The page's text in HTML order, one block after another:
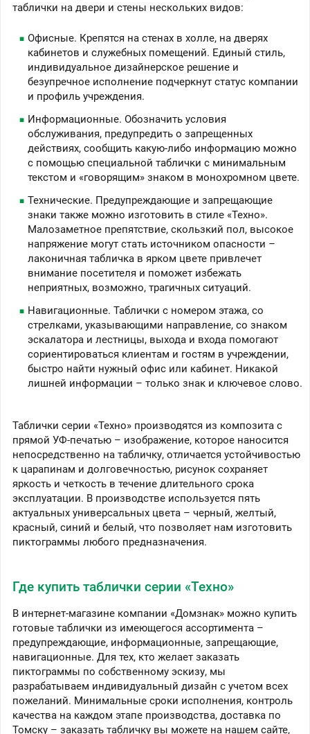
таблички на двери и стены нескольких видов:
Офисные. Крепятся на стенах в холле, на дверях
кабинетов и служебных помещений. Единый стиль,
индивидуальное дизайнерское решение и
безупречное исполнение подчеркнут статус компании
и профиль учреждения.
Информационные. Обозначить условия
обслуживания, предупредить о запрещенных
действиях, сообщить какую-либо информацию можно
с помощью специальной таблички с минимальным
текстом и «говорящим» знаком в монохромном цвете.
Технические. Предупреждающие и запрещающие
знаки также можно изготовить в стиле «Техно».
Малозаметное препятствие, скользкий пол, высокое
напряжение могут стать источником опасности –
лаконичная табличка в ярком цвете привлечет
внимание посетителя и поможет избежать
неприятных, возможно, трагичных ситуаций.
Навигационные. Таблички с номером этажа, со
стрелками, указывающими направление, со знаком
эскалатора и лестницы, выхода и входа помогают
сориентироваться клиентам и гостям в учреждении,
быстро найти нужный офис или кабинет. Никакой
лишней информации – только знак и ключевое слово.
Таблички серии «Техно» производятся из композита с
прямой УФ-печатью – изображение, которое наносится
непосредственно на табличку, отличается устойчивостью
к царапинам и долговечностью, рисунок сохраняет
яркость и четкость в течение длительного срока
эксплуатации. В производстве используется пять
актуальных универсальных цвета – черный, желтый,
красный, синий и белый, что позволяет нам изготовить
пиктограммы любого предназначения.
Где купить таблички серии «Техно»
В интернет-магазине компании «Домзнак» можно купить
готовые таблички из имеющегося ассортимента –
предупреждающие, информационные, запрещающие,
навигационные. Для тех, кто желает заказать
пиктограммы по собственному эскизу, мы
разрабатываем индивидуальный дизайн с учетом всех
пожеланий. Минимальные сроки исполнения, контроль
качества на каждом этапе производства, доставка по
Томску – заказать табличку вы можете на нашем сайте,